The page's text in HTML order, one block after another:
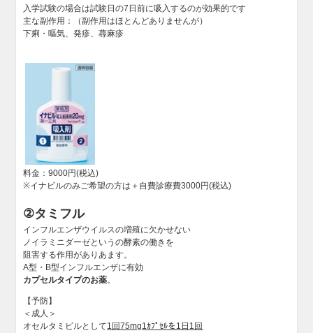
入学試験の場合は試験日の7日前に吸入するのが効果的です
主な副作用：（副作用はほとんどありませんが）
下痢・嘔気、発疹、蕁麻疹
料金：9000円(税込)
※イナビルのみご希望の方は＋自費診療費3000円(税込)
②タミフル
インフルエンザウイルスの増殖に欠かせない
ノイラミニダーゼというの酵素の働きを
阻害する作用がありあます。
A型・B型インフルエンザに有効
カプセルタイプのお薬。
【予防】
＜成人＞
オセルタミビルとして1回75mg1ｶﾌﾟｾﾙを1日1回